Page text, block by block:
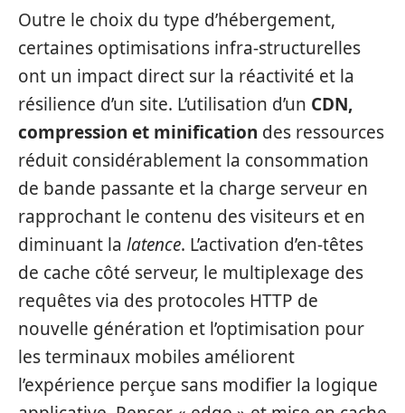
Outre le choix du type d’hébergement,
certaines optimisations infra-structurelles
ont un impact direct sur la réactivité et la
résilience d’un site. L’utilisation d’un CDN,
compression et minification des ressources
réduit considérablement la consommation
de bande passante et la charge serveur en
rapprochant le contenu des visiteurs et en
diminuant la latence. L’activation d’en-têtes
de cache côté serveur, le multiplexage des
requêtes via des protocoles HTTP de
nouvelle génération et l’optimisation pour
les terminaux mobiles améliorent
l’expérience perçue sans modifier la logique